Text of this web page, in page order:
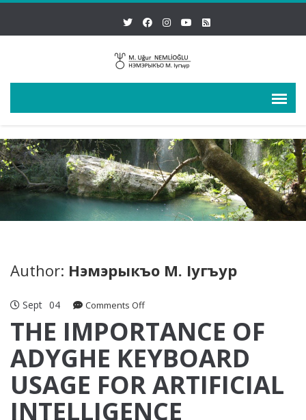
Author: Нэмэрыкъо М. Iугъур
Sept 04 Comments Offon
IMPORTANCE
OF
ADYGHE
KEYBOARD
USAGE
FOR
THE IMPORTANCE OF
ADYGHE KEYBOARD
USAGE FOR ARTIFICIAL
INTELLIGENCE